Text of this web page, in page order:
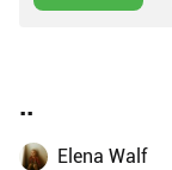
..
Elena Walf